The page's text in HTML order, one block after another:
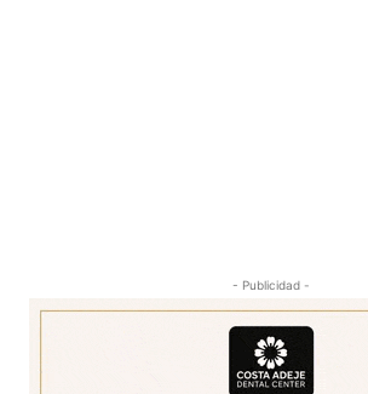
- Publicidad -